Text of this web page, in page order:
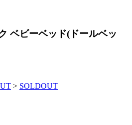
ベビーベッド(ドールベッ
> SOLDOUT